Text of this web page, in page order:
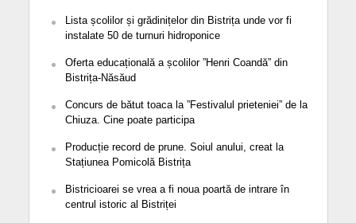
Lista școlilor și grădinițelor din Bistrița unde vor fi
instalate 50 de turnuri hidroponice
Oferta educațională a școlilor ”Henri Coandă” din
Bistrița-Năsăud
Concurs de bătut toaca la ”Festivalul prieteniei” de la
Chiuza. Cine poate participa
Producție record de prune. Soiul anului, creat la
Stațiunea Pomicolă Bistrița
Bistricioarei se vrea a fi noua poartă de intrare în
centrul istoric al Bistriței